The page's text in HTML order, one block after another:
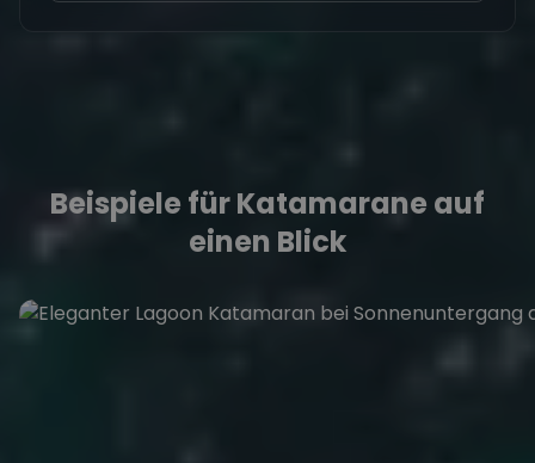
Beispiele für Katamarane auf
einen Blick